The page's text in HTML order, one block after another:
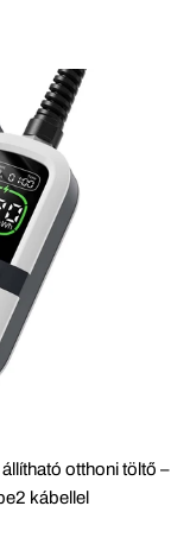
otthoni töltő –
kábellel